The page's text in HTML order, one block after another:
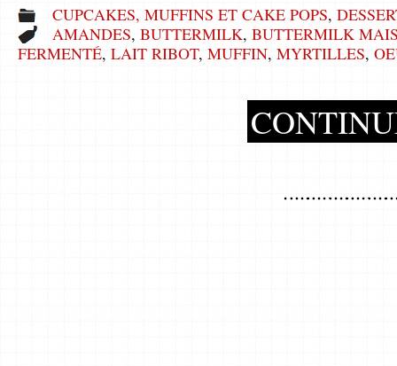
CUPCAKES, MUFFINS ET CAKE POPS,
AMANDES, BUTTERMILK, BUTTERMILK
FERMENTÉ, LAIT RIBOT, MUFFIN, MYRTILLES,